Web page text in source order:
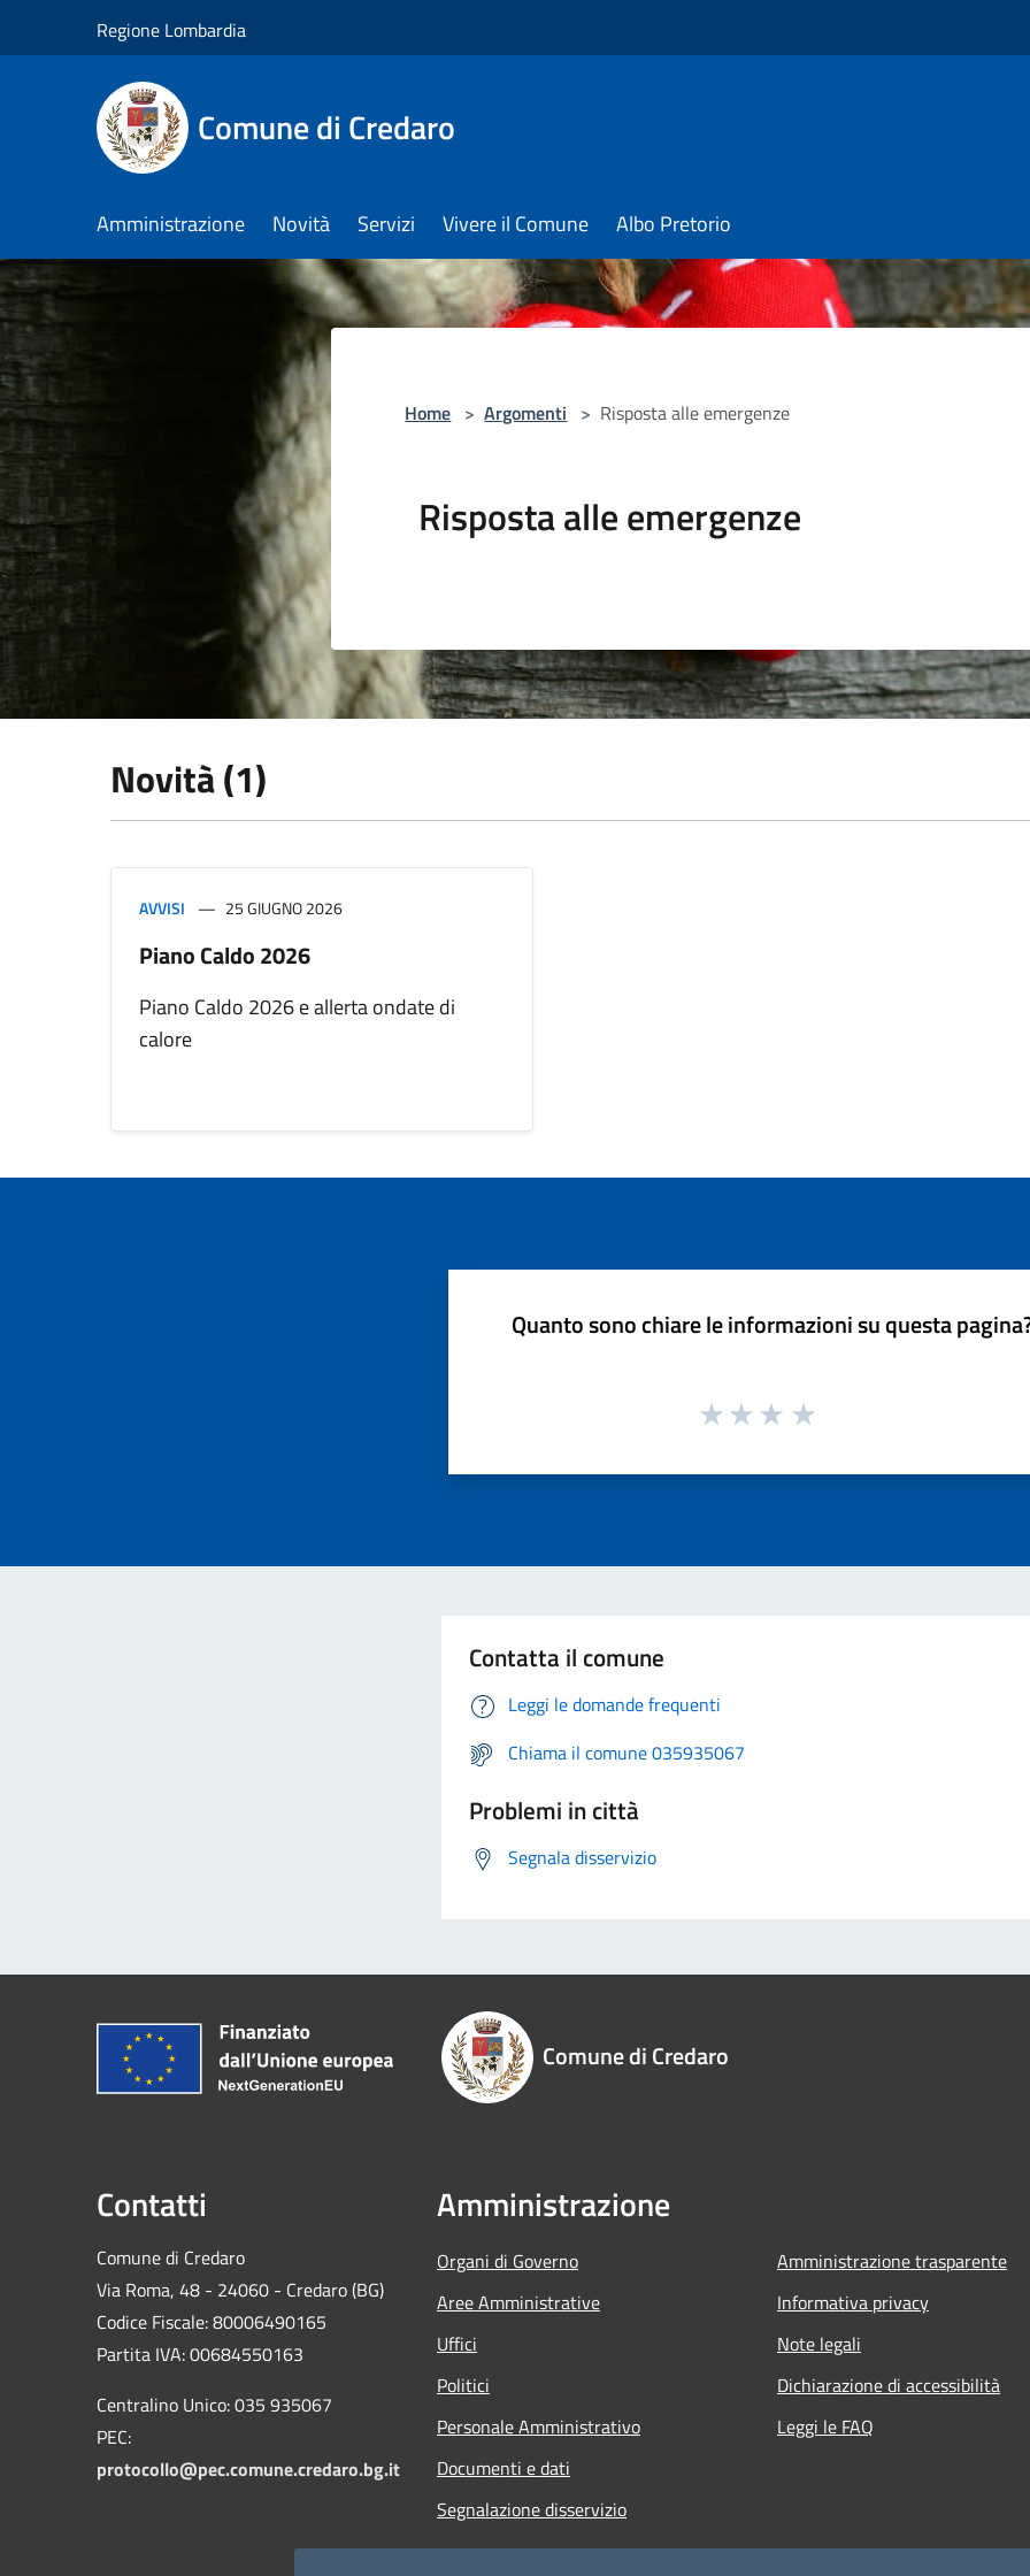
Regione Lombardia
Comune di Credaro
Amministrazione Novità Servizi Vivere il Comune Albo Pretorio
Home > Argomenti > Risposta alle emergenze
Risposta alle emergenze
Novità (1)
AVVISI 25 GIUGNO 2026
Piano Caldo 2026
Piano Caldo 2026 e allerta ondate di
calore
Quanto sono chiare le informazioni su questa
Contatta il comune
Leggi le domande frequenti
Chiama il comune 035935067
Problemi in città
Segnala disservizio
Comune di Credaro
Contatti
Comune di Credaro
Via Roma, 48 - 24060 - Credaro (BG)
Codice Fiscale: 80006490165
Partita IVA: 00684550163
Centralino Unico: 035 935067
PEC:
protocollo@pec.comune.credaro.bg.it
Amministrazione
Organi di Governo
Aree Amministrative
Uffici
Politici
Personale Amministrativo
Documenti e dati
Segnalazione disservizio
Amministrazione trasparente
Informativa privacy
Note legali
Dichiarazione di accessibilità
Leggi le FAQ